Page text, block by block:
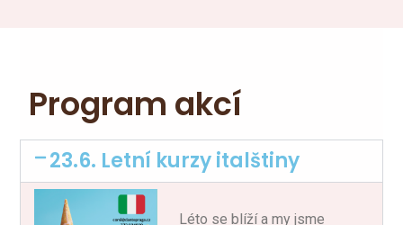
Program akcí
23.6. Letní kurzy italštiny
Léto se blíží a my jsme